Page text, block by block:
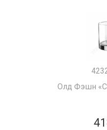
Олд Фэшн